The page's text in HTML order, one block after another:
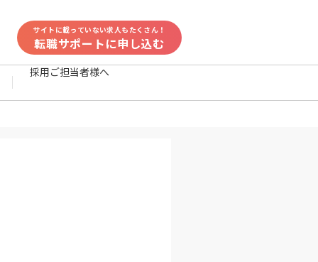
サイトに載っていない求人もたくさん！
転職サポートに申し込む
採用ご担当者様へ